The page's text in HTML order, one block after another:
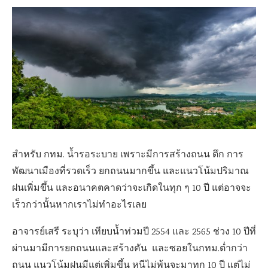
สำหรับ กทม. น้ำรอระบาย เพราะมีการสร้างถนน ตึก การ
พัฒนาเมืองที่รวดเร็ว ยกถนนมากขึ้น และแนวโน้มปริมาณ
ฝนเพิ่มขึ้น และอนาคตคาดว่าจะเกิดในทุก ๆ 10 ปี แต่อาจจะ
เร็วกว่านั้นหากเราไม่ทำอะไรเลย
อาจารย์เสรี ระบุว่า เทียบน้ำท่วมปี 2554 และ 2565 ช่วง 10 ปีที่
ผ่านมามีการยกถนนและสร้างคัน และซอยในกทม.ต่ำกว่า